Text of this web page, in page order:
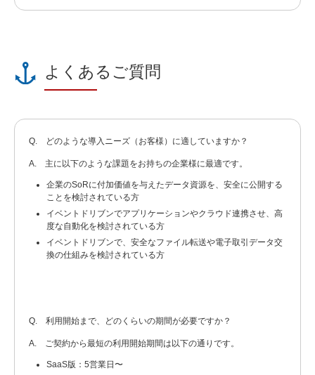
よくあるご質問
Q. どのような導入ニーズ（お客様）に適していますか？
A. 主に以下のような課題をお持ちの企業様に最適です。
企業のSoRに付加価値を与えたデータ資源を、安全に公開する
ことを検討されている方
イベントドリブンでアプリケーションやクラウド連携させ、高
度な自動化を検討されている方
イベントドリブンで、安全なファイル転送や電子取引データ交
換の仕組みを検討されている方
Q. 利用開始まで、どのくらいの期間が必要ですか？
A. ご契約から最短の利用開始期間は以下の通りです。
SaaS版：5営業日〜